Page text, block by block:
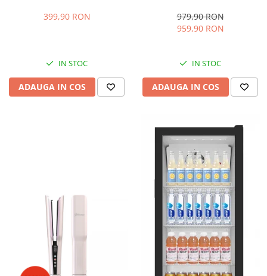
Accesorii, 10 Viteze + Pulse,
399,90 RON
IN STOC
ADAUGA IN COS
83.2 cm, Negru
979,90 RON
959,90 RON
IN STOC
ADAUGA IN COS